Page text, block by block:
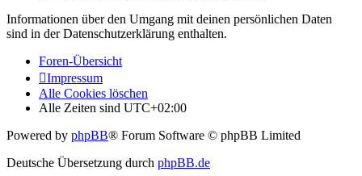
Informationen über den Umgang mit deinen persönlichen Daten
sind in der Datenschutzerklärung enthalten.
Foren-Übersicht
Impressum
Alle Cookies löschen
Alle Zeiten sind UTC+02:00
Powered by phpBB® Forum Software © phpBB Limited
Deutsche Übersetzung durch phpBB.de